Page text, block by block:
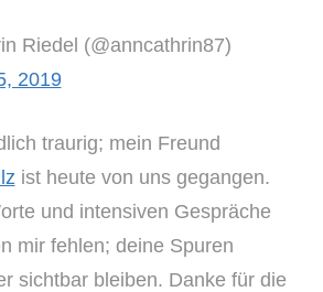
Riedel (@anncathrin87)
2019
traurig; mein Freund
ist heute von uns gegangen.
und intensiven Gespräche
mir fehlen; deine Spuren
sichtbar bleiben. Danke für die